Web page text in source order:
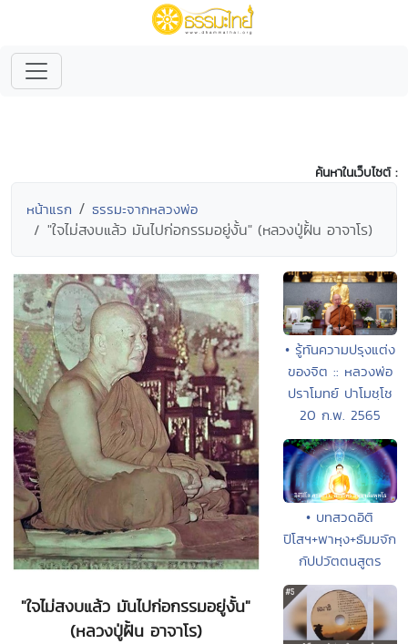
ค้นหาในเว็บไซต์ :
หน้าแรก ธรรมะจากหลวงพ่อ
"ใจไม่สงบแล้ว มันไปก่อกรรมอยู่งั้น" (หลวงปู่ฝั้น อาจาโร)
"ใจไม่สงบแล้ว มันไปก่อกรรมอยู่งั้น"
(หลวงปู่ฝั้น อาจาโร)
• รู้ทันความปรุงแต่ง
ของจิต :: หลวงพ่อ
ปราโมทย์ ปาโมชฺโช
20 ก.พ. 2565
• บทสวดอิติ
ปิโสฯ+พาหุง+ธัมมจัก
กัปปวัตตนสูตร